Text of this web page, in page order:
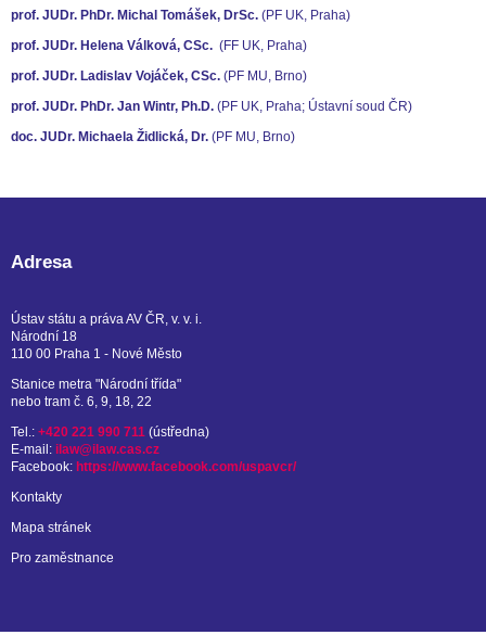
prof. JUDr. PhDr. Michal Tomášek, DrSc. (PF UK, Praha)
prof. JUDr. Helena Válková, CSc. (FF UK, Praha)
prof. JUDr. Ladislav Vojáček, CSc. (PF MU, Brno)
prof. JUDr. PhDr. Jan Wintr, Ph.D. (PF UK, Praha; Ústavní soud ČR)
doc. JUDr. Michaela Židlická, Dr. (PF MU, Brno)
Adresa
Ústav státu a práva AV ČR, v. v. i.
Národní 18
110 00 Praha 1 - Nové Město
Stanice metra "Národní třída"
nebo tram č. 6, 9, 18, 22
Tel.: +420 221 990 711 (ústředna)
E-mail: ilaw@ilaw.cas.cz
Facebook: https://www.facebook.com/uspavcr/
Kontakty
Mapa stránek
Pro zaměstnance